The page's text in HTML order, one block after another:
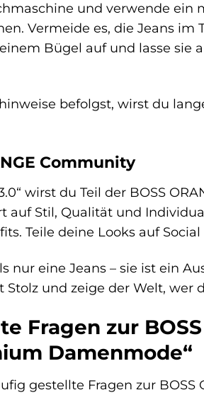
und verwende ein
Vermeide es, die Jeans
Bügel auf und lasse sie
befolgst, wirst du
Community
wirst du Teil der BOSS
auf Stil, Qualität und
Teile deine Looks auf
nur eine Jeans – sie ist ein
Stolz und zeige der Welt, wer
Fragen zur
Damenmode“
gestellte Fragen zur BOSS